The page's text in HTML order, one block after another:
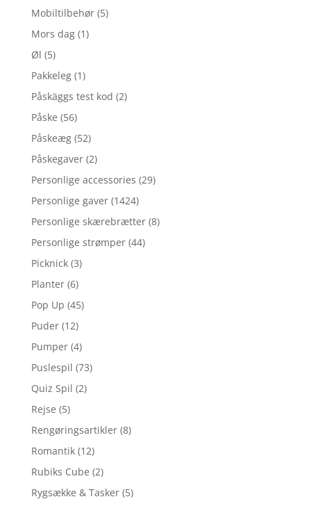
Mobiltilbehør (5)
Mors dag (1)
Øl (5)
Pakkeleg (1)
Påskäggs test kod (2)
Påske (56)
Påskeæg (52)
Påskegaver (2)
Personlige accessories (29)
Personlige gaver (1424)
Personlige skærebrætter (8)
Personlige strømper (44)
Picknick (3)
Planter (6)
Pop Up (45)
Puder (12)
Pumper (4)
Puslespil (73)
Quiz Spil (2)
Rejse (5)
Rengøringsartikler (8)
Romantik (12)
Rubiks Cube (2)
Rygsække & Tasker (5)